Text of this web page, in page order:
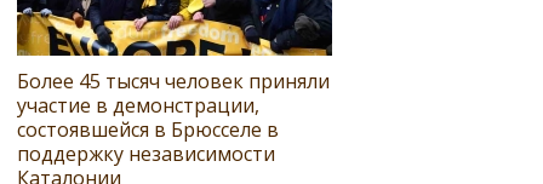
Более 45 тысяч человек приняли
участие в демонстрации,
состоявшейся в Брюсселе в
поддержку независимости
Каталонии